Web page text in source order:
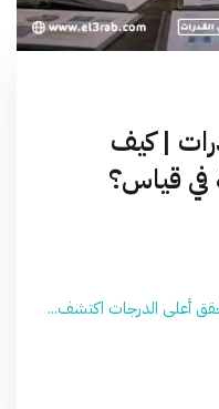
| كيف
قياس؟
أعلى الدرجات اكتشف...